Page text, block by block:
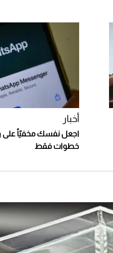
أخبار
خطوات فقط